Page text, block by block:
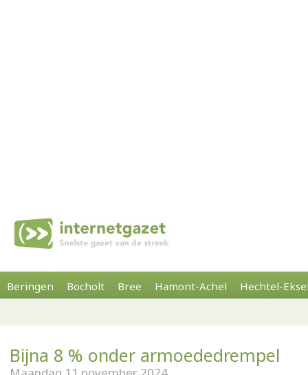
Beringen Bocholt Bree Hamont-Achel Hechtel-
Bijna 8 % onder armoededrempel